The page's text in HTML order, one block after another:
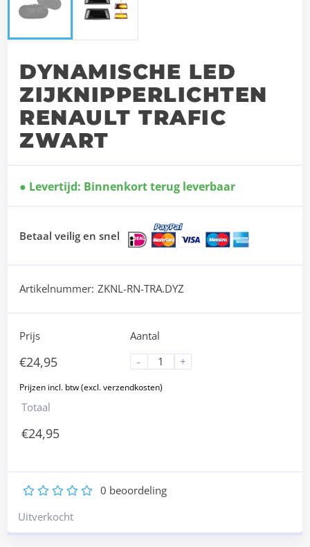
DYNAMISCHE LED
ZIJKNIPPERLICHTEN
RENAULT TRAFIC
ZWART
Levertijd: Binnenkort terug leverbaar
Betaal veilig en snel
Artikelnummer: ZKNL-RN-TRA.DYZ
Prijs
€24,95
Aantal
-
+
Totaal
€24,95
5
4
3
2 0 beoordeling
Uitverkocht